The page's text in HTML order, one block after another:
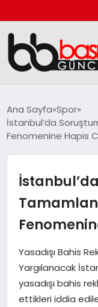
GÜNCEL
SAĞLIK
SPOR
TEKNOLOJI
Ana Sayfa Spor
İstanbul’da
Fenomenine Hapis
Yasadışı Bahis
Yargılanacak
yasadışı bahis
ettikleri iddia